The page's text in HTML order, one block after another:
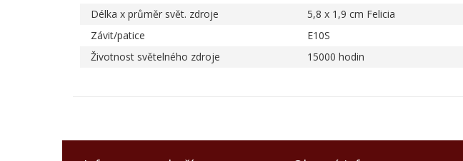
Délka x průměr svět. zdroje
5,8 x 1,9 cm Felicia
Závit/patice
E10S
Životnost světelného zdroje
15000 hodin